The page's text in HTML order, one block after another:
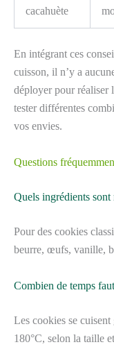
cacahuète
En intégrant ces
cuisson, il n’y a
déployer pour réaliser
tester différentes
vos envies.
Questions
Quels ingrédients sont
Pour des cookies
beurre, œufs, vanille,
Combien de temps
Les cookies se
180°C, selon la taille